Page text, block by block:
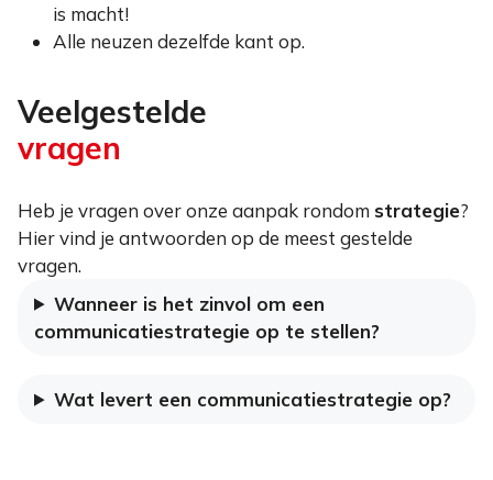
is macht!
Alle neuzen dezelfde kant op.
Veelgestelde
vragen
Heb je vragen over onze aanpak rondom strategie?
Hier vind je antwoorden op de meest gestelde
vragen.
Wanneer is het zinvol om een
communicatiestrategie op te stellen?
Wat levert een communicatiestrategie op?